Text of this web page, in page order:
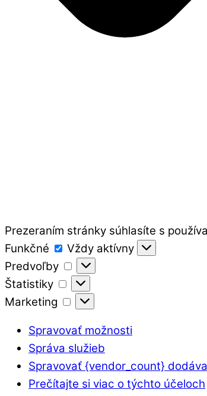
Prezeraním stránky súhlasíte s
Funkčné
Funkčné
Vždy aktívny
Predvoľby
Predvoľby
Štatistiky
Štatistiky
Marketing
Marketing
Spravovať možnosti
Správa služieb
Spravovať {vendor_count}
Prečítajte si viac o týchto účeloch